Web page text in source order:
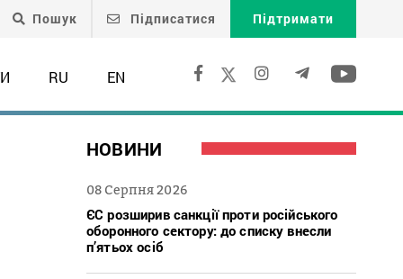
Пошук Підписатися Підтримати
RU EN
НОВИНИ
08 Серпня 2026
ЄС розширив санкції проти російського
оборонного сектору: до списку внесли
п’ятьох осіб